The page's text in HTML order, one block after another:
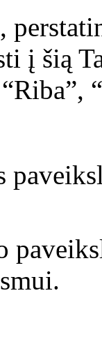
į šią